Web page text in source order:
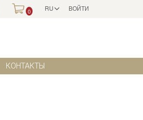
ВОЙТИ
RU
0
КОНТАКТЫ